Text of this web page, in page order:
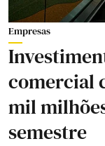
Empresas
comercial
mil
semestre